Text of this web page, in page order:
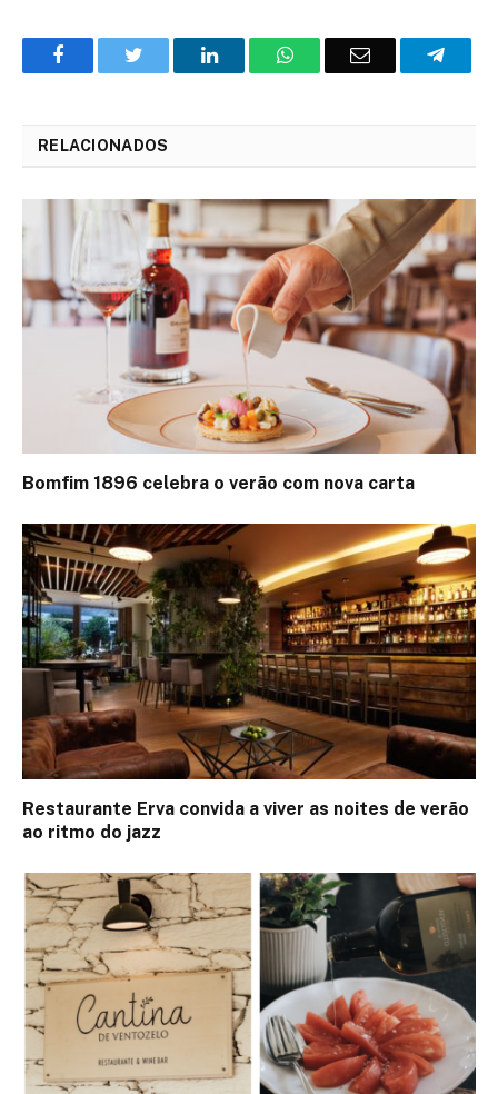
FacebookTwitter
O
WhatsAppE-
RELACIONADOS
Bomfim 1896 celebra o verão com nova carta
Restaurante Erva convida a viver as noites de verão
ao ritmo do jazz